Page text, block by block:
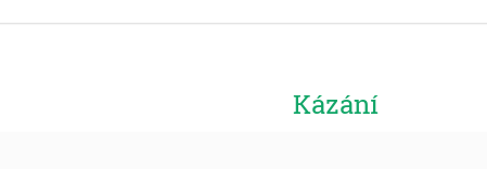
Kázání